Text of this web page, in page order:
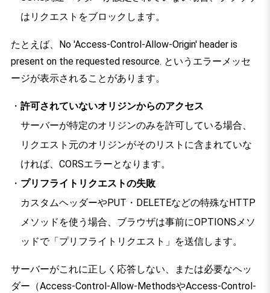
はリクエストをブロックします。
たとえば、No 'Access-Control-Allow-Origin' header is
present on the requested resource. というエラーメッセ
ージが表示されることがあります。
許可されていないオリジンからのアクセス
サーバーが特定のオリジンのみを許可している場合、
リクエスト元のオリジンがそのリストに含まれていな
ければ、CORSエラーとなります。
プリフライトリクエストの失敗
カスタムヘッダーやPUT・DELETEなどの特殊なHTTP
メソッドを使う場合、ブラウザは事前にOPTIONSメソ
ッドで「プリフライトリクエスト」を送信します。
サーバーがこれに正しく応答しない、または必要なヘッ
ダー（Access-Control-Allow-MethodsやAccess-Control-